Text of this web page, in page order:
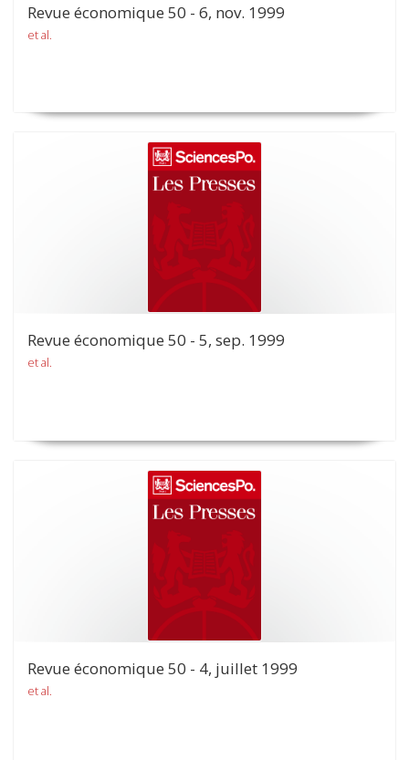
Revue économique 50 - 6, nov. 1999
et al.
Revue économique 50 - 5, sep. 1999
et al.
Revue économique 50 - 4, juillet 1999
et al.